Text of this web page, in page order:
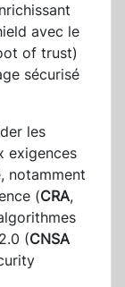
avec le
of trust)
sécurisé
les
exigences
notamment
(CRA,
(CNSA